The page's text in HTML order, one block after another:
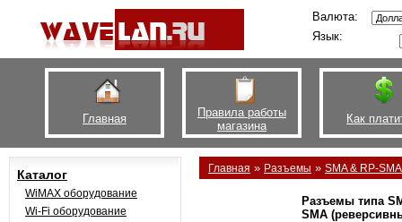
Валюта:
Язык:
Главная
Правила работы
магазина
Как
Каталог
WiMAX оборудование
Wi-Fi оборудование
Главная » Разъемы » SMA & RP-SMA
Разъемы типа
SMA